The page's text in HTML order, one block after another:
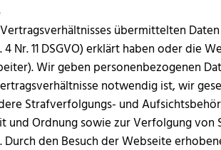
übermittelten
Nr. 11 DSGVO) erklärt haben oder die
Wir geben personenbezogenen
notwendig ist, wir
Strafverfolgungs- und
und Ordnung sowie zur Verfolgung
den Besuch der Webseite